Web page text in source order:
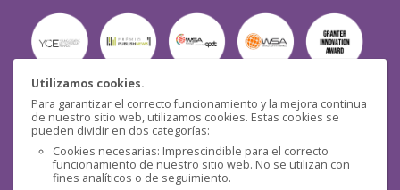
Utilizamos cookies.
Para garantizar el correcto funcionamiento y la mejora continua
de nuestro sitio web, utilizamos cookies. Estas cookies se
pueden dividir en dos categorías:
Cookies necesarias: Imprescindible para el correcto
funcionamiento de nuestro sitio web. No se utilizan con
fines analíticos o de seguimiento.
Seguridad